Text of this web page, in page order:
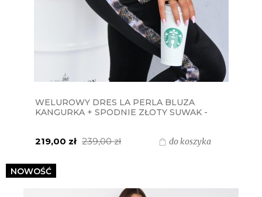
WELUROWY DRES LA PERLA BLUZA
KANGURKA + SPODNIE ZŁOTY SUWAK -
219,00 zł 239,00 zł do koszyka
NOWOŚĆ